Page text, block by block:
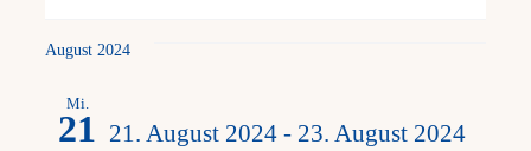
with
August 2024
Mi.
21 21. August 2024 - 23. August 2024